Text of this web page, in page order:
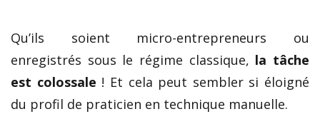
Qu’ils soient micro-entrepreneurs ou
enregistrés sous le régime classique, la tâche
est colossale ! Et cela peut sembler si éloigné
du profil de praticien en technique manuelle.